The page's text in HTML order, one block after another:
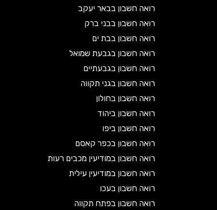
רואה חשבון בבאר יעקב
רואה חשבון בבני ברק
רואה חשבון בבת ים
רואה חשבון בגבעת שמואל
רואה חשבון בגבעתיים
רואה חשבון בגני תקווה
רואה חשבון בחולון
רואה חשבון ביהוד
רואה חשבון ביפו
רואה חשבון בכפר קאסם
רואה חשבון במודיעין מכבים רעות
רואה חשבון במודיעין עילית
רואה חשבון בעכו
רואה חשבון בפתח תקווה